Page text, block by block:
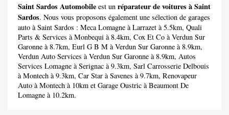
Saint Sardos Automobile est un réparateur de voitures à Saint
Sardos. Nous vous proposons également une sélection de garages
auto à Saint Sardos : Meca Lomagne à Larrazet à 5.5km, Quali
Parts & Services à Monbequi à 8.4km, Cox Et Co à Verdun Sur
Garonne à 8.7km, Eurl G B M à Verdun Sur Garonne à 8.9km,
Verdun Auto Services à Verdun Sur Garonne à 8.9km, Autos
Services Lomagne à Serignac à 9.3km, Sarl Carrosserie Delbouis
à Montech à 9.3km, Car Star à Savenes à 9.7km, Renovapeur
Auto à Montech à 10km et Garage Oustric à Beaumont De
Lomagne à 10.2km.